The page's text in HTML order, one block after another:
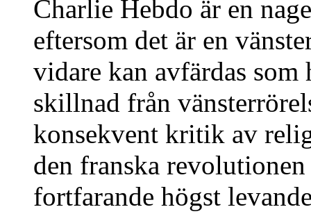
Charlie Hebdo är en
eftersom det är en
vidare kan avfärdas
skillnad från
konsekvent kritik av
den franska
fortfarande högst